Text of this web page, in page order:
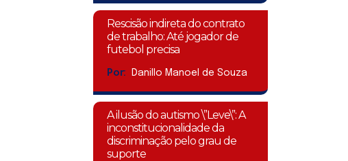
Rescisão indireta do contrato
de trabalho: Até jogador de
futebol precisa
Por: Danillo Manoel de Souza
A ilusão do autismo \”Leve\”: A
inconstitucionalidade da
discriminação pelo grau de
suporte